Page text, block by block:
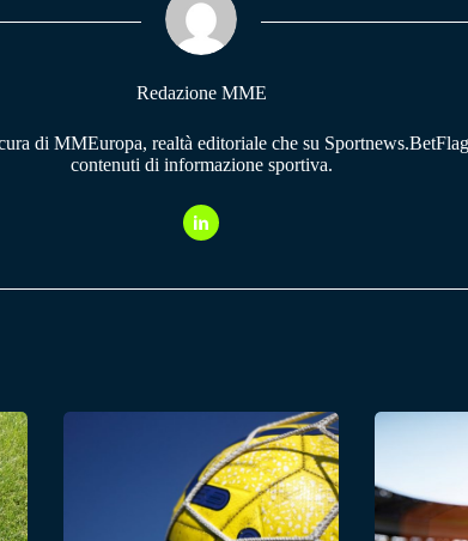
Redazione MME
di MMEuropa, realtà editoriale che su
contenuti di informazione sportiva.